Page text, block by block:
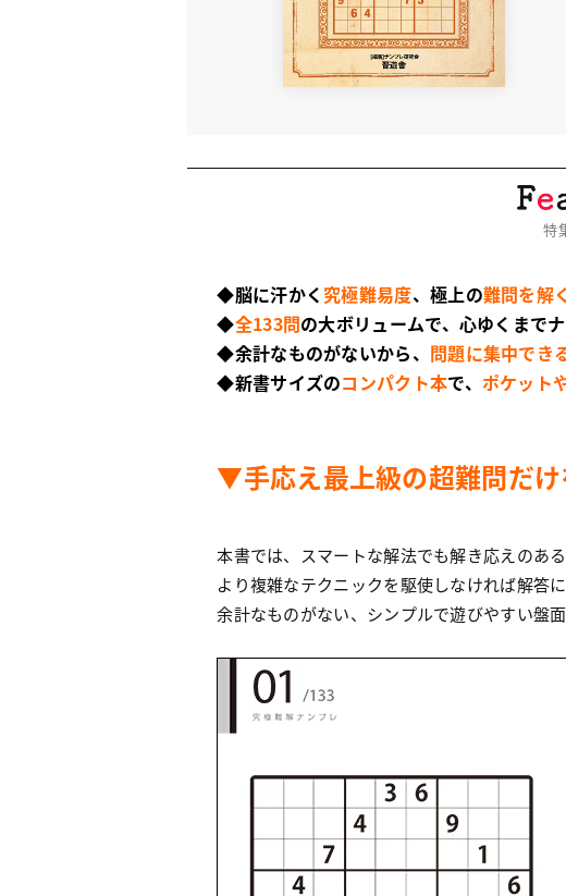
特
◆脳に汗かく 究極難易度、極上の難問を解
◆全133問の大ボリュームで、心ゆくまで
◆余計なものがないから、 問題に集中でき
◆新書サイズのコンパクト本で、 ポケット
▼手応え最上級の超難問だ
本書では、スマートな解法でも解き応えのあ
より複雑なテクニックを駆使しなければ解答
余計なものがない、シンプルで遊びやすい盤